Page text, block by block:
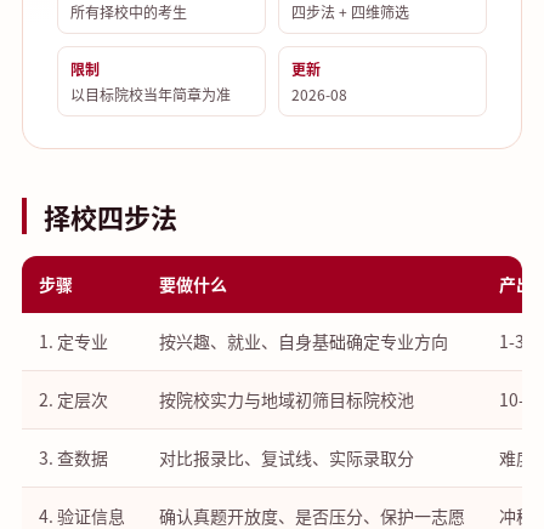
所有择校中的考生
四步法 + 四维筛选
限制
以目标院校当年简章为准
更新
2026-08
择校四步法
步骤 要做什么 产出
1. 定专业 按兴趣、就业、自身基础确定专业方向 1-3
2. 定层次 按院校实力与地域初筛目标院校池 10-
3. 查数据 对比报录比、复试线、实际录取分 难度
4. 验证信息 确认真题开放度、是否压分、保护一志愿 冲稳